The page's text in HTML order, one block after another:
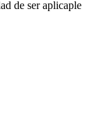
de ser aplicaple